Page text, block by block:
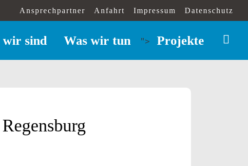
Ansprechpartner Anfahrt Impressum Datenschutz
sind Was wir tun "> Projekte